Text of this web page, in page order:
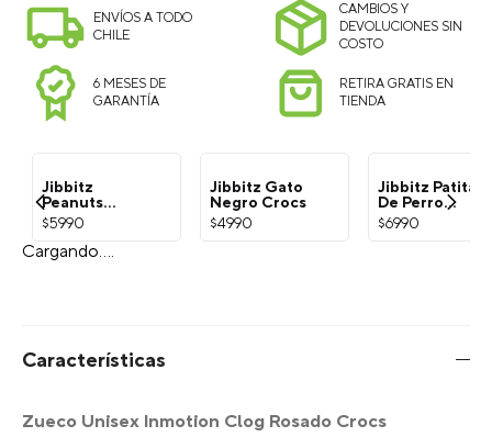
ENVÍOS A TODO
CHILE
CAMBIOS Y
DEVOLUCIONES SIN
COSTO
6 MESES DE
GARANTÍA
RETIRA GRATIS EN
TIENDA
Jibbitz
Peanuts
Snoopy
$ 5990
Jibbitz Gato
Negro Crocs
Jibbitz Patita